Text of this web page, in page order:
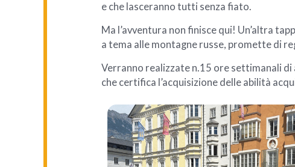
e che lasceranno tutti senza fiato.
Ma l’avventura non finisce qui! Un’altra
a tema alle montagne russe, promette di
Verranno realizzate n.15 ore settimanali di
che certifica l’acquisizione delle abilità